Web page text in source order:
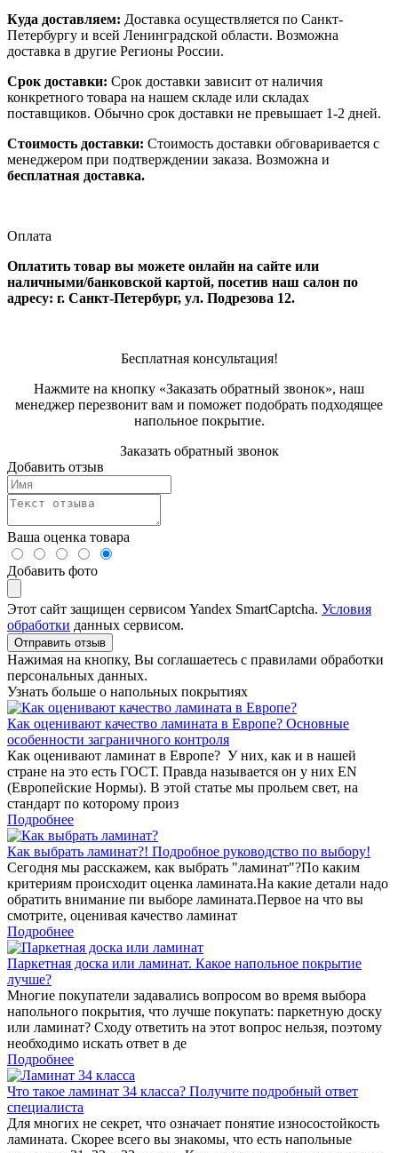
Куда доставляем: Доставка осуществляется по Санкт-
Петербургу и всей Ленинградской области. Возможна
доставка в другие Регионы России.
Срок доставки: Срок доставки зависит от наличия
конкретного товара на нашем складе или складах
поставщиков. Обычно срок доставки не превышает 1-2 дней.
Стоимость доставки: Стоимость доставки обговаривается с
менеджером при подтверждении заказа. Возможна и
бесплатная доставка.
Оплата
Оплатить товар вы можете онлайн на сайте или
наличными/банковской картой, посетив наш салон по
адресу: г. Санкт-Петербург, ул. Подрезова 12.
Бесплатная консультация!
Нажмите на кнопку «Заказать обратный звонок», наш
менеджер перезвонит вам и поможет подобрать подходящее
напольное покрытие.
Заказать обратный звонок
Добавить отзыв
Ваша оценка товара
Добавить фото
Этот сайт защищен сервисом Yandex SmartCaptcha. Условия
обработки данных сервисом.
Отправить отзыв
Нажимая на кнопку, Вы соглашаетесь с правилами обработки
персональных данных.
Узнать больше о напольных покрытиях
Как оценивают качество ламината в Европе? Основные
особенности заграничного контроля
Как оценивают ламинат в Европе? У них, как и в нашей
стране на это есть ГОСТ. Правда называется он у них EN
(Европейские Нормы). В этой статье мы прольем свет, на
стандарт по которому произ
Подробнее
Как выбрать ламинат?! Подробное руководство по выбору!
Сегодня мы расскажем, как выбрать "ламинат"?По каким
критериям происходит оценка ламината.На какие детали надо
обратить внимание пи выборе ламината.Первое на что вы
смотрите, оценивая качество ламинат
Подробнее
Паркетная доска или ламинат. Какое напольное покрытие
лучше?
Многие покупатели задавались вопросом во время выбора
напольного покрытия, что лучше покупать: паркетную доску
или ламинат? Сходу ответить на этот вопрос нельзя, поэтому
необходимо искать ответ в де
Подробнее
Что такое ламинат 34 класса? Получите подробный ответ
специалиста
Для многих не секрет, что означает понятие износостойкость
ламината. Скорее всего вы знакомы, что есть напольные